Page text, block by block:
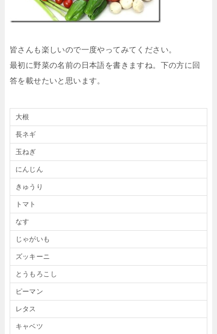
皆さんも楽しいので一度やってみてください。
最初に野菜の名前の日本語を書きますね。下の方に回
答を載せたいと思います。
大根
長ネギ
玉ねぎ
にんじん
きゅうり
トマト
なす
じゃがいも
ズッキーニ
とうもろこし
ピーマン
レタス
キャベツ